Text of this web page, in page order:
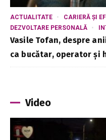
ACTUALITATE
CARIERĂ ȘI
DEZVOLTARE PERSONALĂ
Vasile Tofan, despre
ca bucătar, operator și
Video